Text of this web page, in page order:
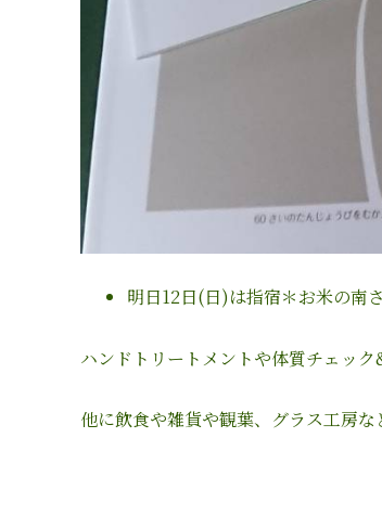
明日12日(日)は指宿＊お米の南
ハンドトリートメントや体質チェック
他に飲食や雑貨や観葉、グラス工房